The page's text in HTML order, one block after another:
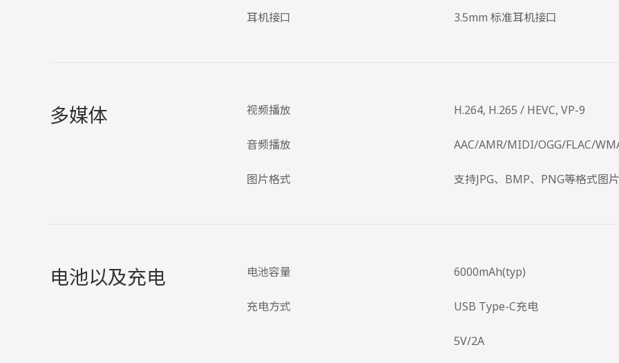
耳机接口 3.5mm 标准耳机接口
多媒体 视频播放
音频播放
图片格式
H.264, H.265 / HEVC, VP-9
AAC/AMR/MIDI/OGG/FLAC/
支持JPG、BMP、PNG等格式图片
电池以及充电 电池容量
充电方式
6000mAh(typ)
USB Type-C充电
5V/2A